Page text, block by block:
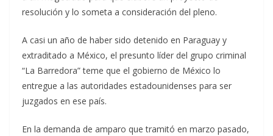
resolución y lo someta a consideración del pleno.
A casi un año de haber sido detenido en Paraguay y
extraditado a México, el presunto líder del grupo criminal
“La Barredora” teme que el gobierno de México lo
entregue a las autoridades estadounidenses para ser
juzgados en ese país.
En la demanda de amparo que tramitó en marzo pasado,